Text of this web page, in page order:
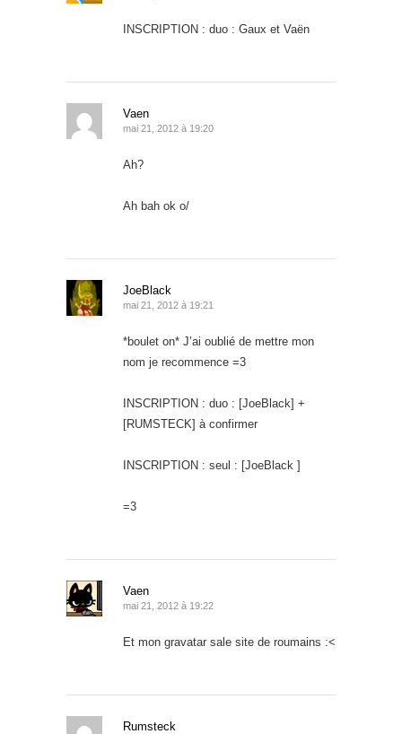
INSCRIPTION : duo : Gaux et Vaën
Vaen
mai 21, 2012 à 19:20
Ah?
Ah bah ok o/
JoeBlack
mai 21, 2012 à 19:21
*boulet on* J’ai oublié de mettre mon
nom je recommence =3
INSCRIPTION : duo : [JoeBlack] +
[RUMSTECK] à confirmer
INSCRIPTION : seul : [JoeBlack ]
=3
Vaen
mai 21, 2012 à 19:22
Et mon gravatar sale site de roumains :<
Rumsteck